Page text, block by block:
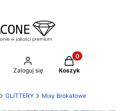
wyszukiwarkę
Zaloguj się
Produkty w
Koszyk
GLITTERY Mixy Brokatowe